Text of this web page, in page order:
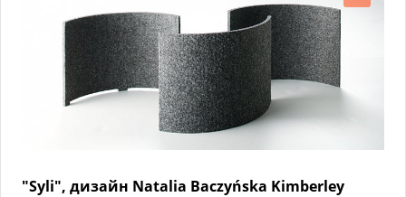
"Syli", дизайн Natalia Baczyńska Kimberley